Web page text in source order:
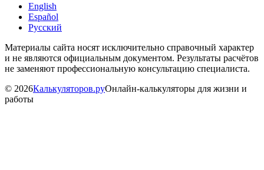
English
Español
Русский
Материалы сайта носят исключительно справочный характер
и не являются официальным документом. Результаты расчётов
не заменяют профессиональную консультацию специалиста.
© 2026Калькуляторов.руОнлайн-калькуляторы для жизни и
работы